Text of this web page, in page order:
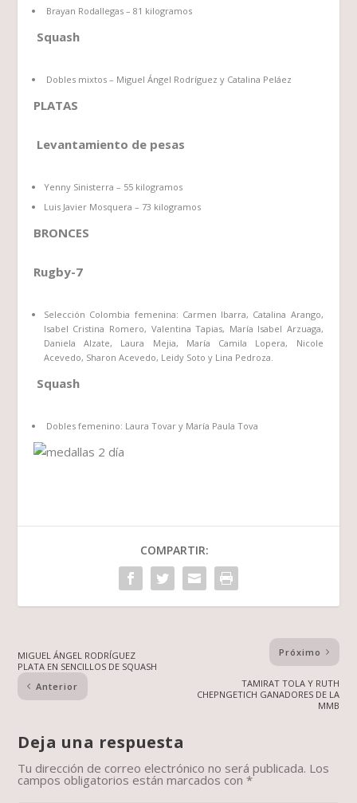
Brayan Rodallegas – 81 kilogramos
Squash
Dobles mixtos – Miguel Ángel Rodríguez y Catalina Peláez
PLATAS
Levantamiento de pesas
Yenny Sinisterra – 55 kilogramos
Luis Javier Mosquera – 73 kilogramos
BRONCES
Rugby-7
Selección Colombia femenina: Carmen Ibarra, Catalina Arango,
Isabel Cristina Romero, Valentina Tapias, María Isabel Arzuaga,
Daniela Alzate, Laura Mejia, María Camila Lopera, Nicole
Acevedo, Sharon Acevedo, Leidy Soto y Lina Pedroza.
Squash
Dobles femenino: Laura Tovar y María Paula Tova
COMPARTIR:
MIGUEL ÁNGEL RODRÍGUEZ
PLATA EN SENCILLOS DE SQUASH
Anterior
Próximo
TAMIRAT TOLA Y RUTH
CHEPNGETICH GANADORES DE LA
MMB
Deja una respuesta
Tu dirección de correo electrónico no será publicada. Los
campos obligatorios están marcados con*